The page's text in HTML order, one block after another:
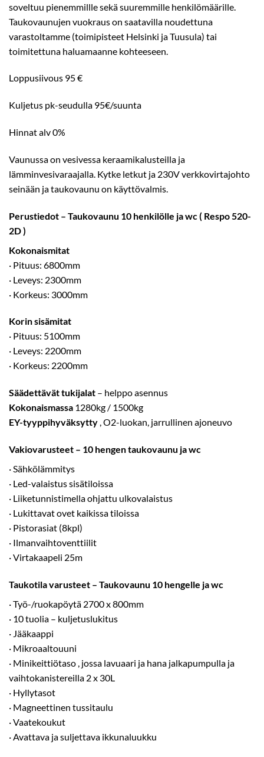
soveltuu pienemmillle sekä suuremmille henkilömäärille.
Taukovaunujen vuokraus on saatavilla noudettuna
varastoltamme (toimipisteet Helsinki ja Tuusula) tai
toimitettuna haluamaanne kohteeseen.
Loppusiivous 95 €
Kuljetus pk-seudulla 95€/suunta
Hinnat alv 0%
Vaunussa on vesivessa keraamikalusteilla ja
lämminvesivaraajalla. Kytke letkut ja 230V verkkovirtajohto
seinään ja taukovaunu on käyttövalmis.
Perustiedot – Taukovaunu 10 henkilölle ja wc ( Respo 520-
2D )
Kokonaismitat
· Pituus: 6800mm
· Leveys: 2300mm
· Korkeus: 3000mm
Korin sisämitat
· Pituus: 5100mm
· Leveys: 2200mm
· Korkeus: 2200mm
Säädettävät tukijalat – helppo asennus
Kokonaismassa 1280kg / 1500kg
EY-tyyppihyväksytty , O2-luokan, jarrullinen ajoneuvo
Vakiovarusteet – 10 hengen taukovaunu ja wc
· Sähkölämmitys
· Led-valaistus sisätiloissa
· Liiketunnistimella ohjattu ulkovalaistus
· Lukittavat ovet kaikissa tiloissa
· Pistorasiat (8kpl)
· Ilmanvaihtoventtiilit
· Virtakaapeli 25m
Taukotila varusteet – Taukovaunu 10 hengelle ja wc
· Työ-/ruokapöytä 2700 x 800mm
· 10 tuolia – kuljetuslukitus
· Jääkaappi
· Mikroaaltouuni
· Minikeittiötaso , jossa lavuaari ja hana jalkapumpulla ja
vaihtokanistereilla 2 x 30L
· Hyllytasot
· Magneettinen tussitaulu
· Vaatekoukut
· Avattava ja suljettava ikkunaluukku